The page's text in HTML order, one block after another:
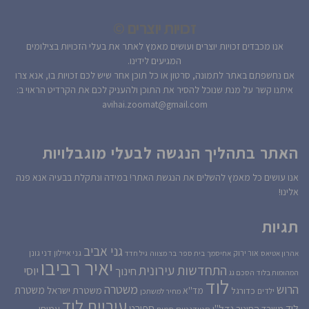
אנו מכבדים זכויות יוצרים ועושים מאמץ לאתר את בעלי הזכויות בצילומים
המגיעים לידינו.
אם נחשפתם באתר לתמונה, סרטון או כל תוכן אחר שיש לכם זכויות בו, אנא צרו
איתנו קשר על מנת שנוכל להסיר את התוכן ולהעניק לכם את הקרדיט הראוי ב:
avihai.zoomat@gmail.com
האתר בתהליך הנגשה לבעלי מוגבלויות
אנו עושים כל מאמץ להשלים את הנגשת האתר! במידה ונתקלת בבעיה אנא פנה
אלינו!
תגיות
אהרון אטיאס אור ירוק אחיסמך בית ספר בר מצווה גיל חדד גני אביב גני איילון דני גונן
המהומות בלוד הסכם גג התחדשות עירוניתחינוך יאיר רביבו יוסי
הרוש ילדים כדורגל לוד מד''א מחיר למשתכן משטרה משטרת ישראל משטרת